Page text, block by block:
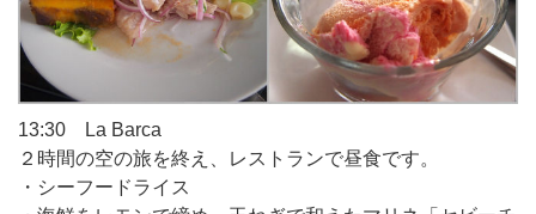
13:30 La Barca
２時間の空の旅を終え、レストランで昼食です。
・シーフードライス